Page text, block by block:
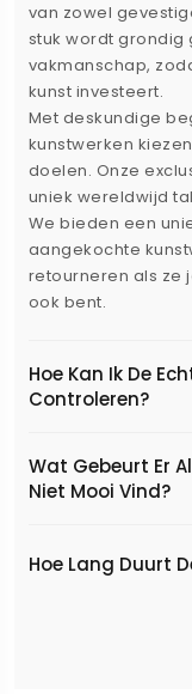
van zowel
stuk wordt grondig
vakmanschap,
kunst investeert.
Met deskundige
kunstwerken
doelen. Onze
uniek wereldwijd
We bieden een
aangekochte
retourneren als ze
ook bent.
Hoe Kan Ik De
Controleren?
Wat Gebeurt Er
Niet Mooi Vind?
Hoe Lang Duurt